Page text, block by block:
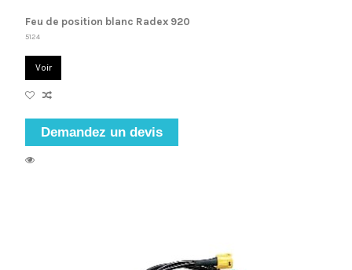
Feu de position blanc Radex 920
5124
Voir
Demandez un devis